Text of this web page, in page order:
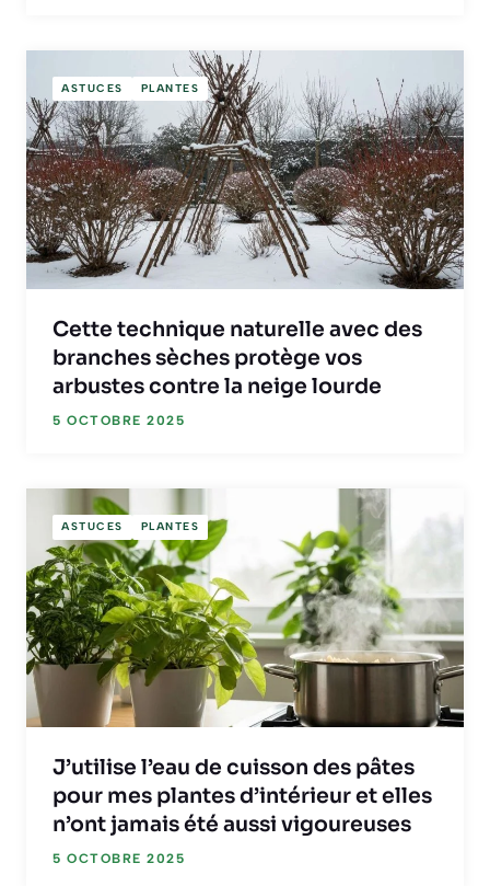
ASTUCES PLANTES
Cette technique naturelle avec des
branches sèches protège vos
arbustes contre la neige lourde
5 OCTOBRE 2025
ASTUCES PLANTES
J’utilise l’eau de cuisson des pâtes
pour mes plantes d’intérieur et elles
n’ont jamais été aussi vigoureuses
5 OCTOBRE 2025